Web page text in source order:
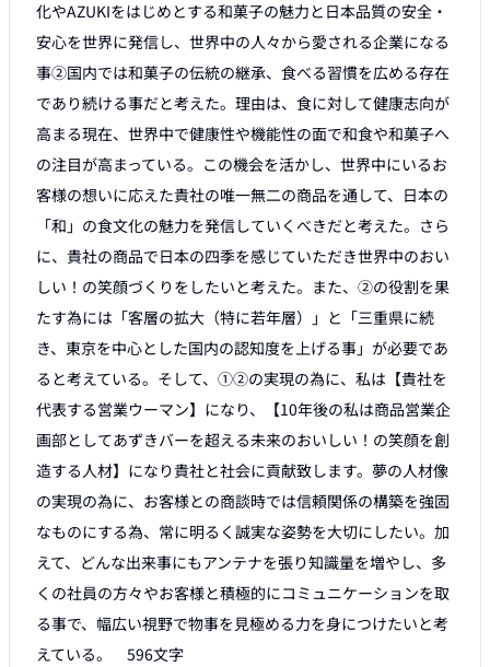
化やAZUKIをはじめとする和菓子の魅力と日本品質の安全・
安心を世界に発信し、世界中の人々から愛される企業になる
事②国内では和菓子の伝統の継承、食べる習慣を広める存在
であり続ける事だと考えた。理由は、食に対して健康志向が
高まる現在、世界中で健康性や機能性の面で和食や和菓子へ
の注目が高まっている。この機会を活かし、世界中にいるお
客様の想いに応えた貴社の唯一無二の商品を通して、日本の
「和」の食文化の魅力を発信していくべきだと考えた。さら
に、貴社の商品で日本の四季を感じていただき世界中のおい
しい！の笑顔づくりをしたいと考えた。また、②の役割を果
たす為には「客層の拡大（特に若年層）」と「三重県に続
き、東京を中心とした国内の認知度を上げる事」が必要であ
ると考えている。そして、①②の実現の為に、私は【貴社を
代表する営業ウーマン】になり、【10年後の私は商品営業企
画部としてあずきバーを超える未来のおいしい！の笑顔を創
造する人材】になり貴社と社会に貢献致します。夢の人材像
の実現の為に、お客様との商談時では信頼関係の構築を強固
なものにする為、常に明るく誠実な姿勢を大切にしたい。加
えて、どんな出来事にもアンテナを張り知識量を増やし、多
くの社員の方々やお客様と積極的にコミュニケーションを取
る事で、幅広い視野で物事を見極める力を身につけたいと考
えている。　596文字